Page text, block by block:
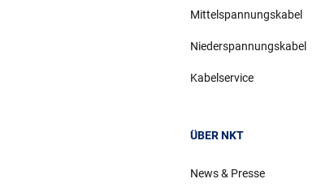
Mittelspannungskabel
Niederspannungskabel
Kabelservice
ÜBER NKT
News & Presse